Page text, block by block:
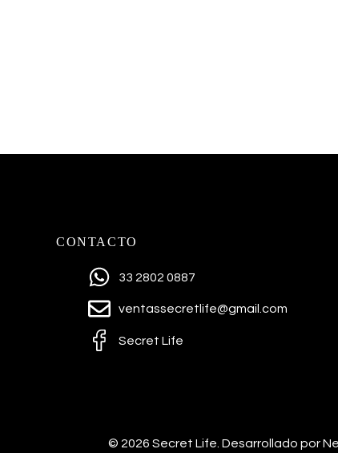
CONTACTO
33 2802 0887
ventassecretlife@gmail.com
Secret Life
© 2026 Secret Life. Desarrollado por